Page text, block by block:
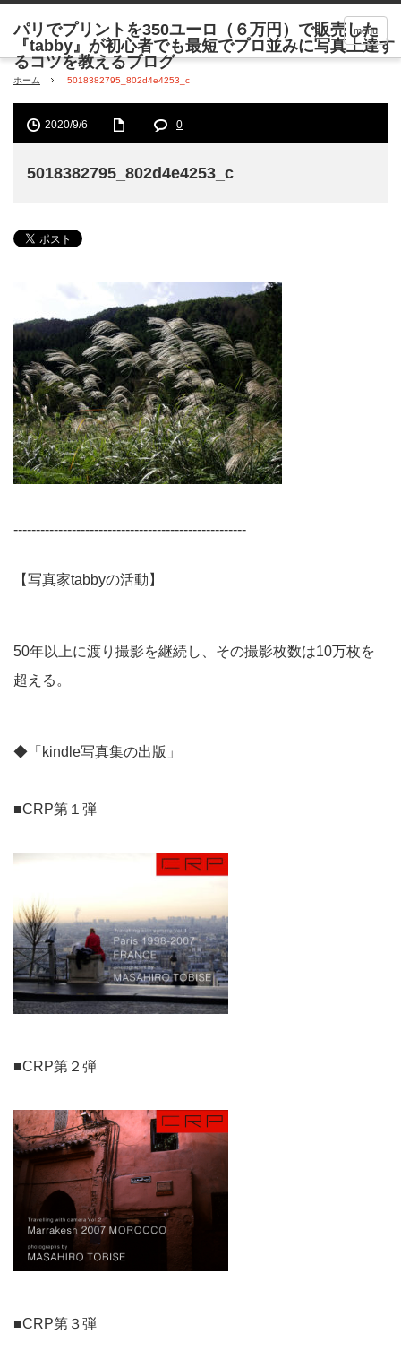
menu
ホーム 5018382795_802d4e4253_c
2020/9/6 0
5018382795_802d4e4253_c
----------------------------------------------------
【写真家tabbyの活動】
50年以上に渡り撮影を継続し、その撮影枚数は10万枚を
超える。
◆「kindle写真集の出版」
■CRP第１弾
■CRP第２弾
■CRP第３弾